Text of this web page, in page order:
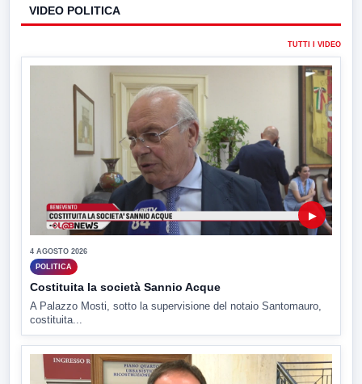
VIDEO POLITICA
TUTTI I VIDEO
▶
4 AGOSTO 2026
POLITICA
Costituita la società Sannio Acque
A Palazzo Mosti, sotto la supervisione del notaio Santomauro,
costituita...